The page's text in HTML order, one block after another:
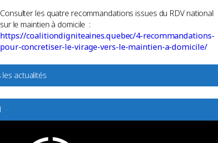
Consulter les quatre recommandations issues du RDV national
sur le maintien à domicile :
https://coalitiondigniteaines.quebec/4-recommandations-
pour-concretiser-le-virage-vers-le-maintien-a-domicile/
les actualités